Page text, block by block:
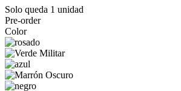
Solo queda 1 unidad
Pre-order
Color